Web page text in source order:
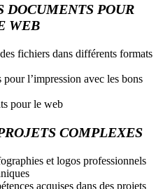
DOCUMENTS POUR
WEB
fichiers dans différents formats
l’impression avec les bons
pour le web
COMPLEXES
et logos professionnels
acquises dans des projets